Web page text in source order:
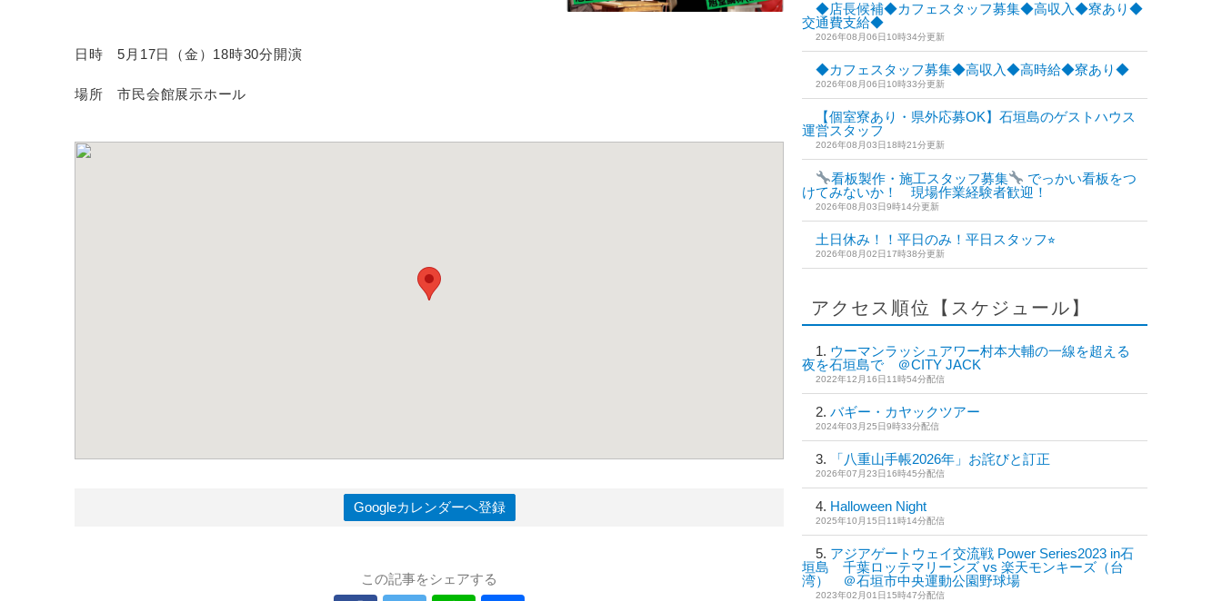
日時 5月17日（金）18時30分開演
場所 市民会館展示ホール
Googleカレンダーへ登録
この記事をシェアする
◆店長候補◆カフェスタッフ募集◆高収入◆寮あり◆
交通費支給◆
2026年08月06日10時34分更新
◆カフェスタッフ募集◆高収入◆高時給◆寮あり◆
2026年08月06日10時33分更新
【個室寮あり・県外応募OK】石垣島のゲストハウス
運営スタッフ
2026年08月03日18時21分更新
看板製作・施工スタッフ募集
でっかい看板をつ
けてみないか！ 現場作業経験者歓迎！
2026年08月03日9時14分更新
土日休み！！平日のみ！平日スタッフ⭐︎
2026年08月02日17時38分更新
アクセス順位【スケジュール】
ウーマンラッシュアワー村本大輔の一線を超える
夜を石垣島で ＠CITY JACK
2022年12月16日11時54分配信
バギー・カヤックツアー
2024年03月25日9時33分配信
「八重山手帳2026年」お詫びと訂正
2026年07月23日16時45分配信
Halloween Night
2025年10月15日11時14分配信
アジアゲートウェイ交流戦 Power Series2023 in石
垣島 千葉ロッテマリーンズ vs 楽天モンキーズ（台
湾） ＠石垣市中央運動公園野球場
2023年02月01日15時47分配信